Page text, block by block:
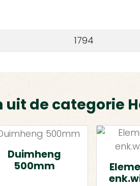
1794
de categorie
Duimheng
500mm